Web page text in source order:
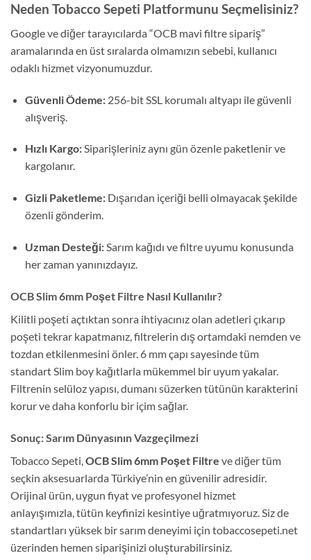
Neden Tobacco Sepeti Platformunu Seçmelisiniz?
Google ve diğer tarayıcılarda “OCB mavi filtre sipariş”
aramalarında en üst sıralarda olmamızın sebebi, kullanıcı
odaklı hizmet vizyonumuzdur.
Güvenli Ödeme:256-bit SSL korumalı altyapı ile güvenli
alışveriş.
Hızlı Kargo:Siparişleriniz aynı gün özenle paketlenir ve
kargolanır.
Gizli Paketleme:Dışarıdan içeriği belli olmayacak şekilde
özenli gönderim.
Uzman Desteği:Sarım kağıdı ve filtre uyumu konusunda
her zaman yanınızdayız.
OCB Slim 6mm Poşet Filtre Nasıl Kullanılır?
Kilitli poşeti açtıktan sonra ihtiyacınız olan adetleri çıkarıp
poşeti tekrar kapatmanız, filtrelerin dış ortamdaki nemden ve
tozdan etkilenmesini önler. 6 mm çapı sayesinde tüm
standart Slim boy kağıtlarla mükemmel bir uyum yakalar.
Filtrenin selüloz yapısı, dumanı süzerken tütünün karakterini
korur ve daha konforlu bir içim sağlar.
Sonuç: Sarım Dünyasının Vazgeçilmezi
Tobacco Sepeti, OCB Slim 6mm Poşet Filtre ve diğer tüm
seçkin aksesuarlarda Türkiye’nin en güvenilir adresidir.
Orijinal ürün, uygun fiyat ve profesyonel hizmet
anlayışımızla, tütün keyfinizi kesintiye uğratmıyoruz. Siz de
standartları yüksek bir sarım deneyimi için tobaccosepeti.net
üzerinden hemen siparişinizi oluşturabilirsiniz.